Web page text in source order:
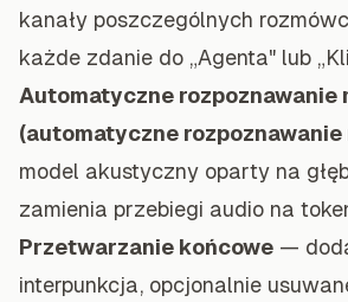
kanały poszczególnych
każde zdanie do „Agenta" lub
Automatyczne rozpoznawanie
(automatyczne rozpoznawanie
model akustyczny oparty na
zamienia przebiegi audio na
Przetwarzanie końcowe —
interpunkcja, opcjonalnie